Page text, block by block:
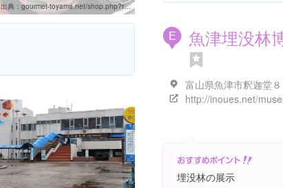
出典： gourmet-toyama.net/shop.php?recid=182106
E 魚津埋没林
富山県魚津市釈迦堂８
埋没林の展示